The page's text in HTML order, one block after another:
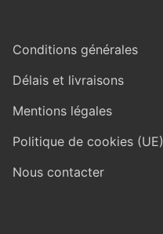
Conditions générales
Délais et livraisons
Mentions légales
Politique de cookies (UE)
Nous contacter